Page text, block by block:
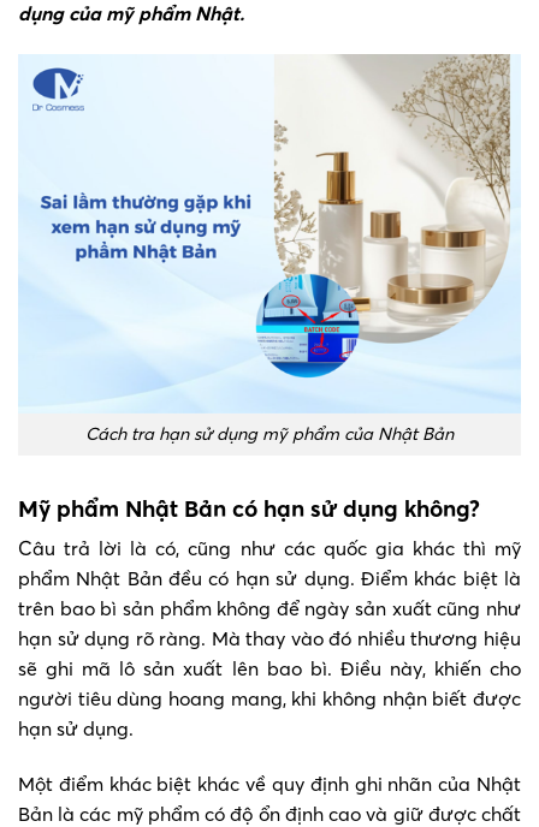
dụng của mỹ phẩm Nhật.
Cách tra hạn sử dụng mỹ phẩm của Nhật Bản
Mỹ phẩm Nhật Bản có hạn sử dụng không?
Câu trả lời là có, cũng như các quốc gia khác thì mỹ
phẩm Nhật Bản đều có hạn sử dụng. Điểm khác biệt là
trên bao bì sản phẩm không để ngày sản xuất cũng như
hạn sử dụng rõ ràng. Mà thay vào đó nhiều thương hiệu
sẽ ghi mã lô sản xuất lên bao bì. Điều này, khiến cho
người tiêu dùng hoang mang, khi không nhận biết được
hạn sử dụng.
Một điểm khác biệt khác về quy định ghi nhãn của Nhật
Bản là các mỹ phẩm có độ ổn định cao và giữ được chất